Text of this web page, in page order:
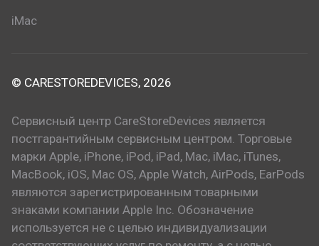
iMac
© CARESTOREDEVICES, 2026
Сервисный центр CareStoreDevices является
постгарантийным сервисным центром. Торговые
марки Apple, iPhone, iPod, iPad, Mac, iMac, iTunes,
MacBook, iOS, Mac OS, Apple Watch, AirPods, EarPods
являются зарегистрированным товарными
знаками компании Apple Inc. Обозначение
используется не с целью индивидуализации